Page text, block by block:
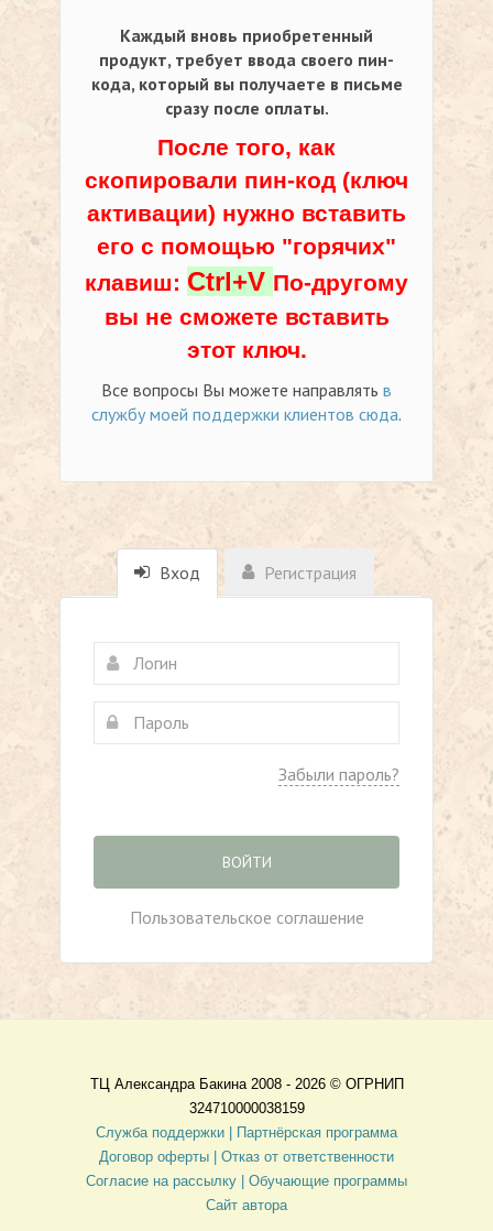
Каждый вновь приобретенный
продукт, требует ввода своего пин-
кода, который вы получаете в письме
сразу после оплаты.
После того, как
скопировали пин-код (ключ
активации) нужно вставить
его с помощью "горячих"
клавиш: Ctrl+V По-другому
вы не сможете вставить
этот ключ.
Все вопросы Вы можете направлять в
службу моей поддержки клиентов сюда.
Вход Регистрация
Забыли пароль?
ВОЙТИ
Пользовательское соглашение
ТЦ Александра Бакина 2008 - 2026 © ОГРНИП
324710000038159
Служба поддержки |
Партнёрская программа
Договор оферты
| Отказ от ответственности
Согласие на рассылку | Обучающие программы
Сайт автора